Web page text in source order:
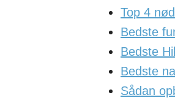
Top 4
Bedste
Bedste
Bedste
Sådan